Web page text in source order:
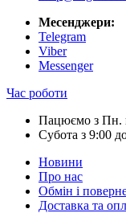
Месенджери:
Telegram
Viber
Messenger
Час роботи
Пацюємо з Пн.
Субота з 9:00
Новини
Про нас
Обмін і
Доставка та